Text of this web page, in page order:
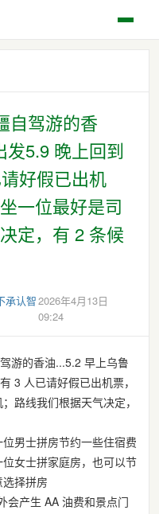
自驾游的香
发5.9 晚上回到
好假已出机
一位最好是司
定，有 2 条候
承认智2026年4月13日
09:24
游的香油...5.2 早上乌鲁
3 人已请好假已出机票，
路线我们根据天气决定，
男士拼房节约一些住宿费
女士拼家庭房，也可以节
择拼房
会产生 AA 油费和景点门